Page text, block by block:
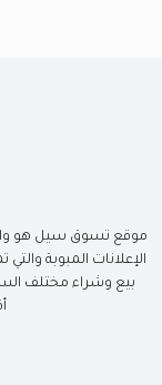
موقع تسوق سيل هو
الإعلانات المبوبة
بيع وشراء مختلف